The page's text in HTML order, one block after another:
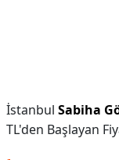
İstanbul Sabiha
TL'den Başlayan